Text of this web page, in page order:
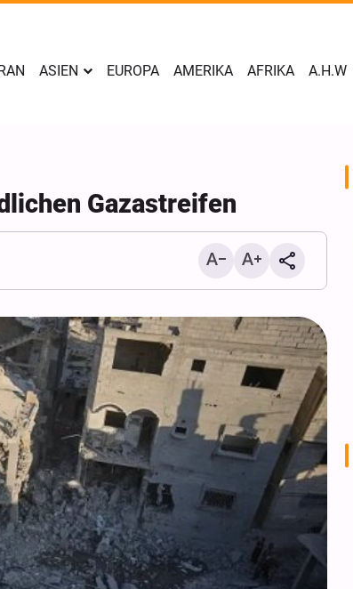
ASIEN EUROPA AMERIKA AFRIKA A.H.W
Gazastreifen
Jemen: Saudische Militärs
werden in unserem Visier sein